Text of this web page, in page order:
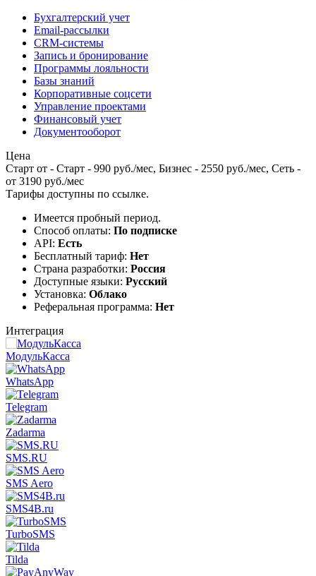
Бухгалтерский учет
Email-рассылки
CRM-системы
Запись и бронирование
Программы лояльности
Базы знаний
Корпоративные соцсети
Управление проектами
Финансовый учет
Документооборот
Цена
Старт от - Старт - 990 руб./мес, Бизнес - 2550 руб./мес, Сеть -
от 3190 руб./мес
Тарифы доступны по ссылке.
Имеется пробный период.
Способ оплаты: По подписке
API: Есть
Бесплатный тариф: Нет
Страна разработки: Россия
Доступные языки: Русский
Установка: Облако
Реферальная программа: Нет
Интеграция
МодульКасса
WhatsApp
Telegram
Zadarma
SMS.RU
SMS Aero
SMS4B.ru
TurboSMS
Tilda